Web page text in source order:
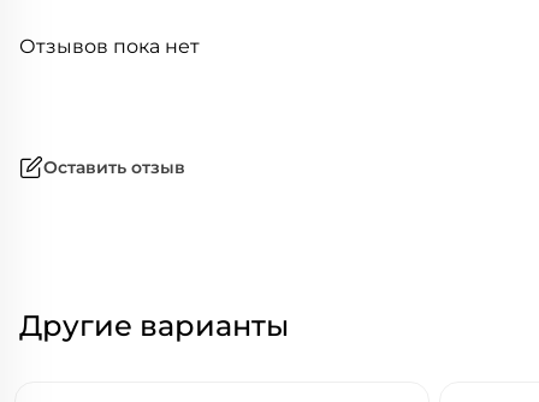
Отзывов пока нет
Оставить отзыв
Другие варианты